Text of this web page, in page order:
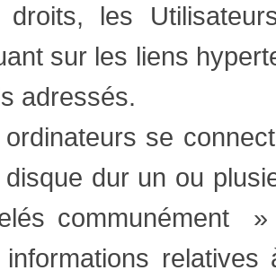
droits, les
sur les liens
adressés.
ordinateurs se
disque dur un ou
communément
informations